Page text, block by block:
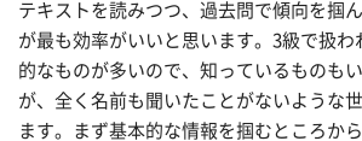
テキストを読みつつ、過去問で傾向を掴
が最も効率がいいと思います。3級で扱わ
的なものが多いので、知っているものも
が、全く名前も聞いたことがないような
ます。まず基本的な情報を掴むところか